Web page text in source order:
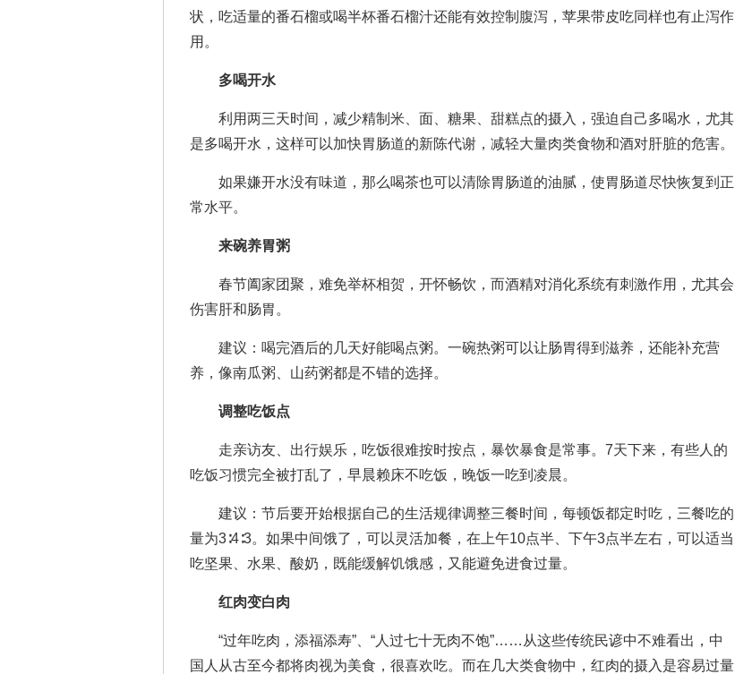
状，吃适量的番石榴或喝半杯番石榴汁还能有效控制腹泻，苹果带皮吃同样也有止泻作
用。
多喝开水
利用两三天时间，减少精制米、面、糖果、甜糕点的摄入，强迫自己多喝水，尤其
是多喝开水，这样可以加快胃肠道的新陈代谢，减轻大量肉类食物和酒对肝脏的危害。
如果嫌开水没有味道，那么喝茶也可以清除胃肠道的油腻，使胃肠道尽快恢复到正
常水平。
来碗养胃粥
春节阖家团聚，难免举杯相贺，开怀畅饮，而酒精对消化系统有刺激作用，尤其会
伤害肝和肠胃。
建议：喝完酒后的几天好能喝点粥。一碗热粥可以让肠胃得到滋养，还能补充营
养，像南瓜粥、山药粥都是不错的选择。
调整吃饭点
走亲访友、出行娱乐，吃饭很难按时按点，暴饮暴食是常事。7天下来，有些人的
吃饭习惯完全被打乱了，早晨赖床不吃饭，晚饭一吃到凌晨。
建议：节后要开始根据自己的生活规律调整三餐时间，每顿饭都定时吃，三餐吃的
量为3∶4∶3。如果中间饿了，可以灵活加餐，在上午10点半、下午3点半左右，可以适当
吃坚果、水果、酸奶，既能缓解饥饿感，又能避免进食过量。
红肉变白肉
“过年吃肉，添福添寿”、“人过七十无肉不饱”……从这些传统民谚中不难看出，中
国人从古至今都将肉视为美食，很喜欢吃。而在几大类食物中，红肉的摄入是容易过量